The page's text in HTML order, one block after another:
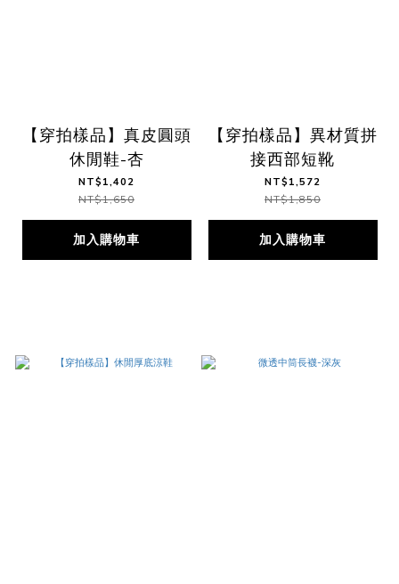
【穿拍樣品】真皮圓頭
休閒鞋-杏
NT$1,402
NT$1,650
加入購物車
【穿拍樣品】異材質拼
接西部短靴
NT$1,572
NT$1,850
加入購物車